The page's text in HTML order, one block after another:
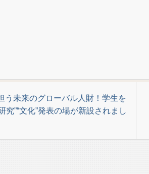
う未来のグローバル人財！学生を
究”“文化”発表の場が新設されまし